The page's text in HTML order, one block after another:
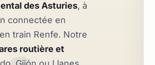
des Asturies, à
connectée en
train Renfe. Notre
routière et